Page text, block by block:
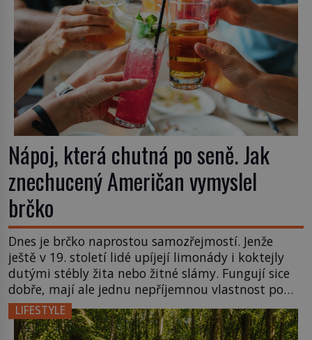
Nápoj, která chutná po seně. Jak
znechucený Američan vymyslel
brčko
Dnes je brčko naprostou samozřejmostí. Jenže
ještě v 19. století lidé upíjejí limonády i koktejly
dutými stébly žita nebo žitné slámy. Fungují sice
dobře, mají ale jednu nepříjemnou vlastnost po
chvíli se rozmáčejí a nápoji dodávají travnatou
příchuť. Právě tahle drobná nepříjemnost přivede
LIFESTYLE